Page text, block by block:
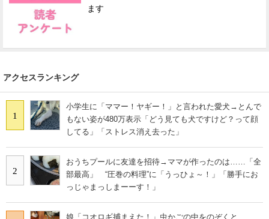
ます
アクセスランキング
1
小学生に「ママー！ヤギー！」と言われた愛犬→とんで
もない姿が480万表示「どう見ても犬ですけど？って顔
してる」「ストレス消え去った」
2
おうちプールに友達を招待→ママが作ったのは……「全
部最高」 “圧巻の料理”に「うっひょ～！」「勝手にお
っじゃまっしまーーす！」
娘「コオロギ捕まえた！」虫かごの中をのぞくと……